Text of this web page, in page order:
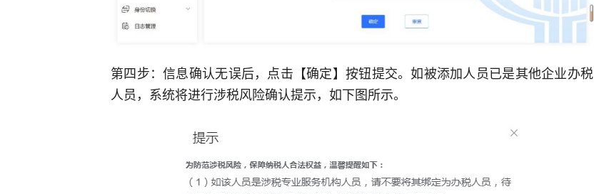
第四步：信息确认无误后，点击【确定】按钮提交。如被添加人员已是其他企业办税
人员，系统将进行涉税风险确认提示，如下图所示。